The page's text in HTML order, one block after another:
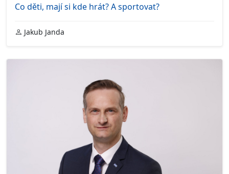
Co děti, mají si kde hrát? A sportovat?
Jakub Janda